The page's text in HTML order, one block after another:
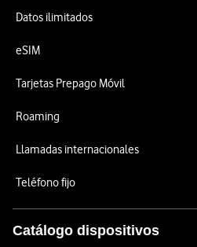
Datos ilimitados
eSIM
Tarjetas Prepago Móvil
Roaming
Llamadas internacionales
Teléfono fijo
Catálogo dispositivos